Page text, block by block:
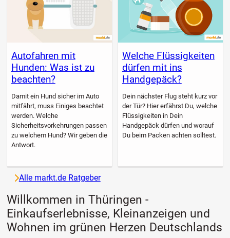
Autofahren mit
Hunden: Was ist zu
beachten?
Damit ein Hund sicher im Auto
mitfährt, muss Einiges beachtet
werden. Welche
Sicherheitsvorkehrungen passen
zu welchem Hund? Wir geben die
Antwort.
Welche Flüssigkeiten
dürfen mit ins
Handgepäck?
Dein nächster Flug steht kurz vor
der Tür? Hier erfährst Du, welche
Flüssigkeiten in Dein
Handgepäck dürfen und worauf
Du beim Packen achten solltest.
Alle markt.de Ratgeber
Willkommen in Thüringen -
Einkaufserlebnisse, Kleinanzeigen und
Wohnen im grünen Herzen Deutschlands